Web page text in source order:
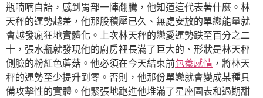
瓶喃喃自語，感到胃部一陣翻騰，他知道這代表著什麼。林
天秤的運勢越差，他那股積壓已久、無處安放的單戀能量就
會越發瘋狂地實體化。上次林天秤的戀愛運勢跌至百分之二
十，張水瓶就發現他的廚房裡長滿了巨大的、形狀是林天秤
側臉的粉紅色蘑菇。他必須在今天結束前包養感情 ，將林天
秤的運勢至少提升到零。否則，他那份單戀就會變成某種具
備攻擊性的實體。他緊張地跑進他堆滿了星座圖表和過期甜